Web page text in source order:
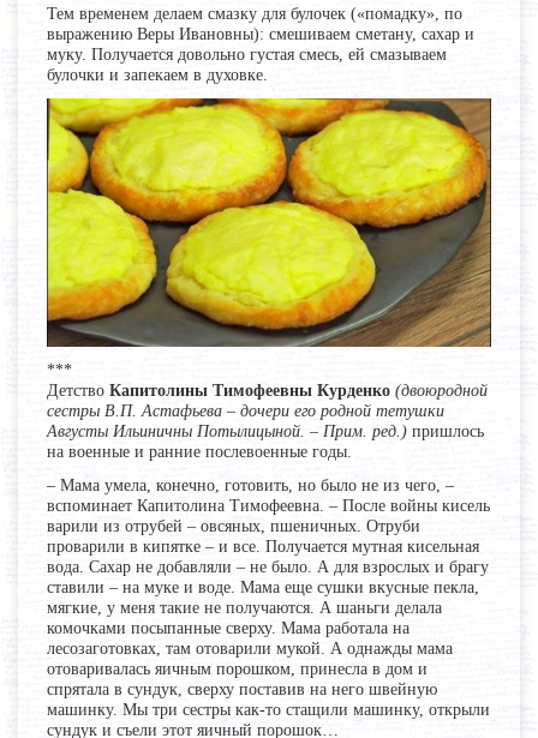
Тем временем делаем смазку для булочек («помадку», по
выражению Веры Ивановны): смешиваем сметану, сахар и
муку. Получается довольно густая смесь, ей смазываем
булочки и запекаем в духовке.
***
Детство Капитолины Тимофеевны Курденко (двоюродной
сестры В.П. Астафьева – дочери его родной тетушки
Августы Ильиничны Потылицыной. – Прим. ред.) пришлось
на военные и ранние послевоенные годы.
– Мама умела, конечно, готовить, но было не из чего, –
вспоминает Капитолина Тимофеевна. – После войны кисель
варили из отрубей – овсяных, пшеничных. Отруби
проварили в кипятке – и все. Получается мутная кисельная
вода. Сахар не добавляли – не было. А для взрослых и брагу
ставили – на муке и воде. Мама еще сушки вкусные пекла,
мягкие, у меня такие не получаются. А шаньги делала
комочками посыпанные сверху. Мама работала на
лесозаготовках, там отоварили мукой. А однажды мама
отоваривалась яичным порошком, принесла в дом и
спрятала в сундук, сверху поставив на него швейную
машинку. Мы три сестры как-то стащили машинку, открыли
сундук и съели этот яичный порошок…